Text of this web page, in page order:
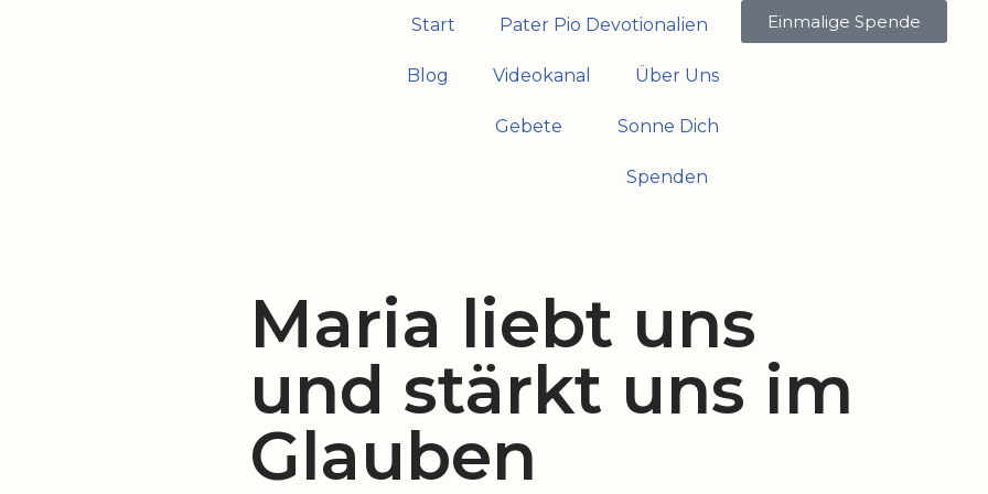
Start Pater Pio Devotionalien
Blog Videokanal Über Uns
Gebete Sonne Dich
Spenden
Einmalige Spende
Maria liebt uns
und stärkt uns im
Glauben